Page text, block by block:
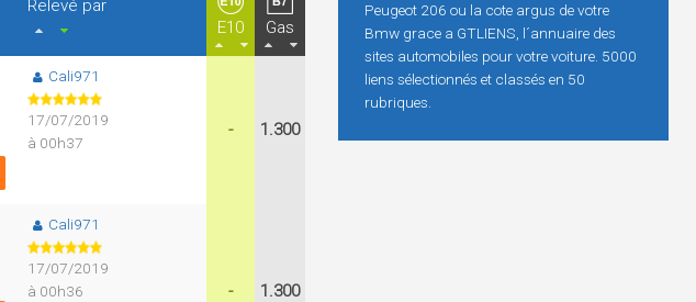
Relevé par
E10
Gas
Cali971
17/07/2019
à 00h37
- 1.300
Cali971
17/07/2019
à 00h36
- 1.300
Peugeot 206 ou la cote argus de votre
Bmw grace a GTLIENS, l´annuaire des
sites automobiles pour votre voiture. 5000
liens sélectionnés et classés en 50
rubriques.